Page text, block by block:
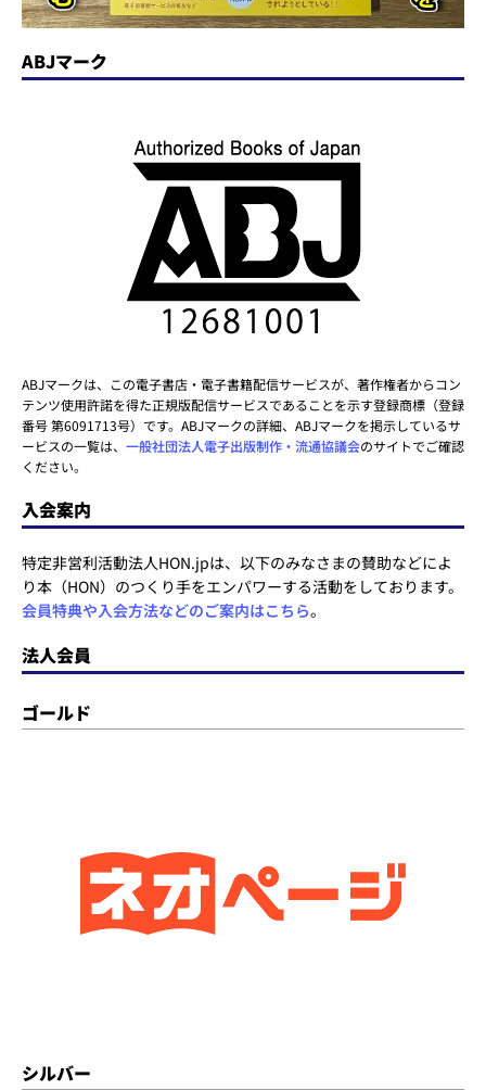
ABJマーク
ABJマークは、この電子書店・電子書籍配信サービスが、著作権者からコン
テンツ使用許諾を得た正規版配信サービスであることを示す登録商標（登録
番号 第6091713号）です。ABJマークの詳細、ABJマークを掲示しているサ
ービスの一覧は、 一般社団法人電子出版制作・流通協議会のサイトでご確認
ください。
入会案内
特定非営利活動法人HON.jpは、以下のみなさまの賛助などによ
り本（HON）のつくり手をエンパワーする活動をしております。
会員特典や入会方法などのご案内はこちら。
法人会員
ゴールド
シルバー